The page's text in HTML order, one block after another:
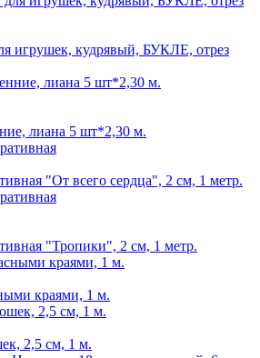
игрушек, кудрявый, БУКЛЕ, отрез
лиана 5 шт*2,30 м.
"От всего сердца", 2 см, 1 метр.
"Тропики", 2 см, 1 метр.
краями, 1 м.
2,5 см, 1 м.